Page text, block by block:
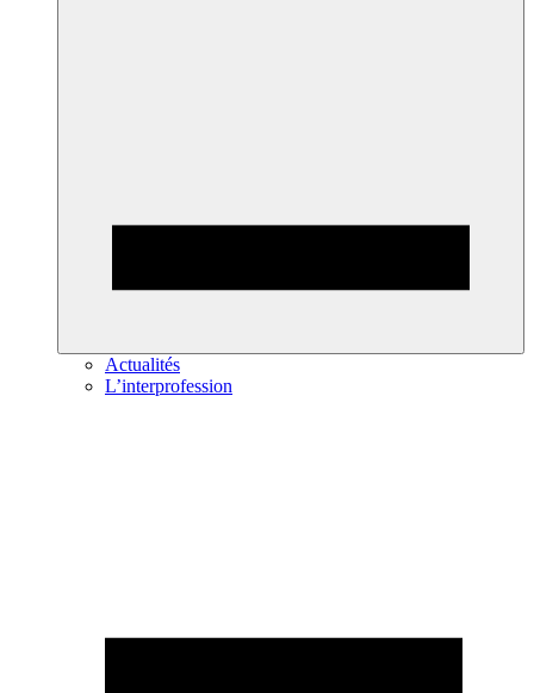
Actualités
L’interprofession